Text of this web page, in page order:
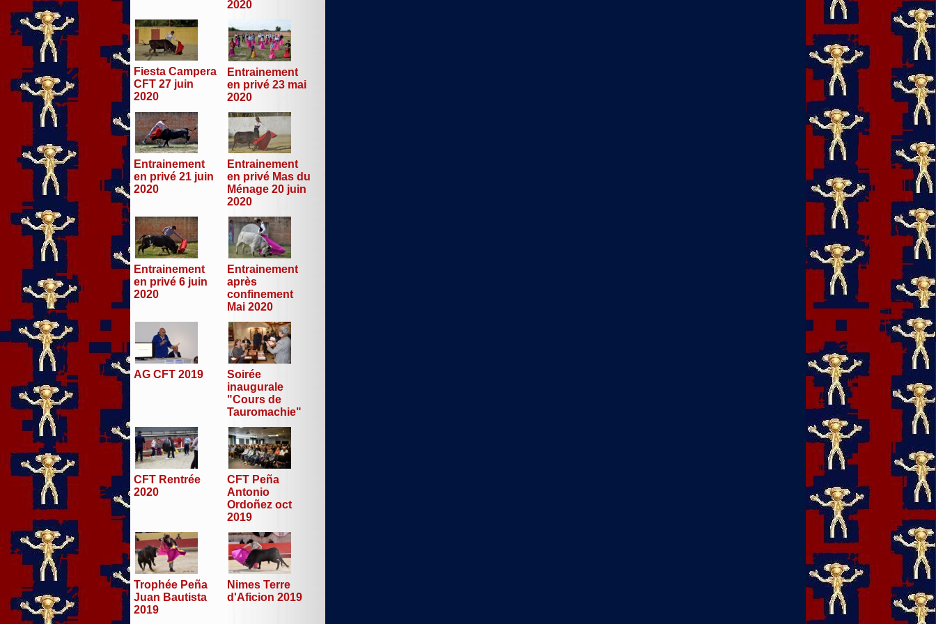
2020
Fiesta Campera
CFT 27 juin
2020
Entrainement
en privé 23 mai
2020
Entrainement
en privé 21 juin
2020
Entrainement
en privé Mas du
Ménage 20 juin
2020
Entrainement
en privé 6 juin
2020
Entrainement
après
confinement
Mai 2020
AG CFT 2019
Soirée
inaugurale
"Cours de
Tauromachie"
CFT Rentrée
2020
CFT Peña
Antonio
Ordoñez oct
2019
Trophée Peña
Juan Bautista
2019
Nimes Terre
d'Aficion 2019